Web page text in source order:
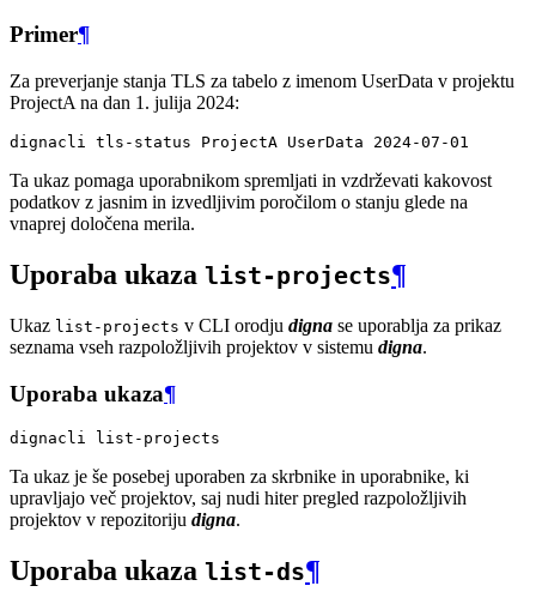
Primer¶
Za preverjanje stanja TLS za tabelo z imenom UserData v projektu
ProjectA na dan 1. julija 2024:
dignacli tls-status ProjectA UserData 2024
Ta ukaz pomaga uporabnikom spremljati in vzdrževati kakovost
podatkov z jasnim in izvedljivim poročilom o stanju glede na
vnaprej določena merila.
Uporaba ukaza list-projects¶
Ukaz list-projects v CLI orodju digna se uporablja za prikaz
seznama vseh razpoložljivih projektov v sistemu digna.
Uporaba ukaza¶
dignacli
Ta ukaz je še posebej uporaben za skrbnike in uporabnike, ki
upravljajo več projektov, saj nudi hiter pregled razpoložljivih
projektov v repozitoriju digna.
Uporaba ukaza list-ds¶